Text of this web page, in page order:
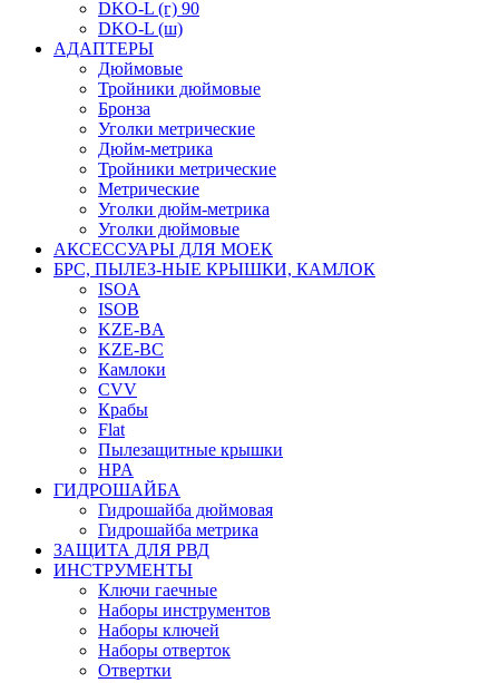
DKO-L (г) 90
DKO-L (ш)
АДАПТЕРЫ
Дюймовые
Тройники дюймовые
Бронза
Уголки метрические
Дюйм-метрика
Тройники метрические
Метрические
Уголки дюйм-метрика
Уголки дюймовые
АКСЕССУАРЫ ДЛЯ МОЕК
БРС, ПЫЛЕЗ-НЫЕ КРЫШКИ, КАМЛОК
ISOA
ISOB
KZE-BA
KZE-BС
Камлоки
CVV
Крабы
Flat
Пылезащитные крышки
HPA
ГИДРОШАЙБА
Гидрошайба дюймовая
Гидрошайба метрика
ЗАЩИТА ДЛЯ РВД
ИНСТРУМЕНТЫ
Ключи гаечные
Наборы инструментов
Наборы ключей
Наборы отверток
Отвертки